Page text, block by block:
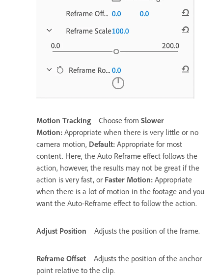
Motion Tracking Choose from Slower
Motion: Appropriate when there is very little or no
camera motion, Default: Appropriate for most
content. Here, the Auto Reframe effect follows the
action, however, the results may not be great if the
action is very fast, or Faster Motion: Appropriate
when there is a lot of motion in the footage and you
want the Auto-Reframe effect to follow the action.
Adjust Position Adjusts the position of the frame.
Reframe Offset
Adjusts the position of the anchor
point relative to the clip.